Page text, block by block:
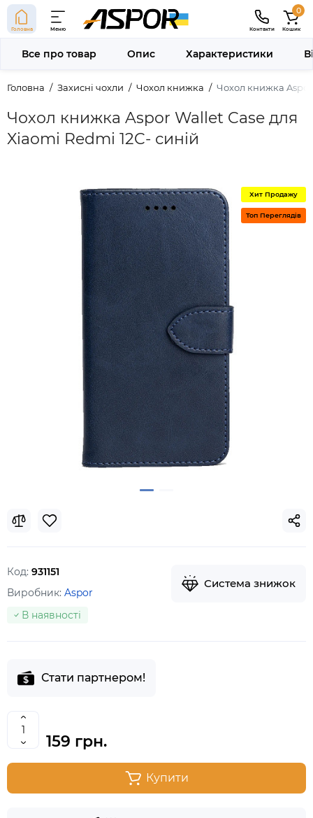
Головна Меню Контакти
0
Кошик
Головна Захисні чохли Чохол книжка Чохол книжка Aspor
Чохол книжка Aspor Wallet Case для
Xiaomi Redmi 12C- синій
Все про товар Опис Характеристики
Хит Продажу
Топ Переглядів
Код: 931151
Виробник: Aspor
В наявності
Система знижок
Стати партнером!
159 грн.
Купити